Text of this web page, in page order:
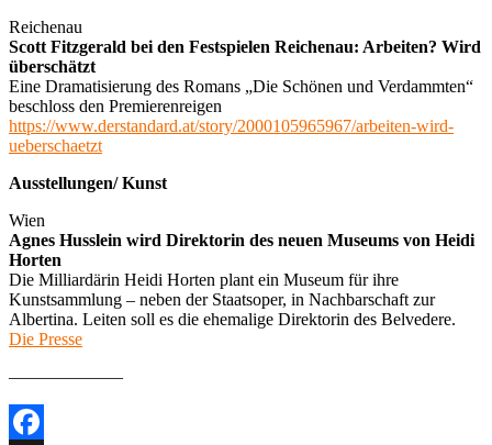
Reichenau
Scott Fitzgerald bei den Festspielen Reichenau: Arbeiten? Wird
überschätzt
Eine Dramatisierung des Romans „Die Schönen und Verdammten“
beschloss den Premierenreigen
https://www.derstandard.at/story/2000105965967/arbeiten-wird-
ueberschaetzt
Ausstellungen/ Kunst
Wien
Agnes Husslein wird Direktorin des neuen Museums von Heidi
Horten
Die Milliardärin Heidi Horten plant ein Museum für ihre
Kunstsammlung – neben der Staatsoper, in Nachbarschaft zur
Albertina. Leiten soll es die ehemalige Direktorin des Belvedere.
Die Presse
——————–